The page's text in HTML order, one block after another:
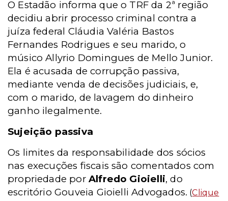
O Estadão informa que o TRF da 2ª região
decidiu abrir processo criminal contra a
juíza federal Cláudia Valéria Bastos
Fernandes Rodrigues e seu marido, o
músico Allyrio Domingues de Mello Junior.
Ela é acusada de corrupção passiva,
mediante venda de decisões judiciais, e,
com o marido, de lavagem do dinheiro
ganho ilegalmente.
Sujeição passiva
Os limites da responsabilidade dos sócios
nas execuções fiscais são comentados com
propriedade por Alfredo Gioielli, do
escritório Gouveia Gioielli Advogados. (Clique